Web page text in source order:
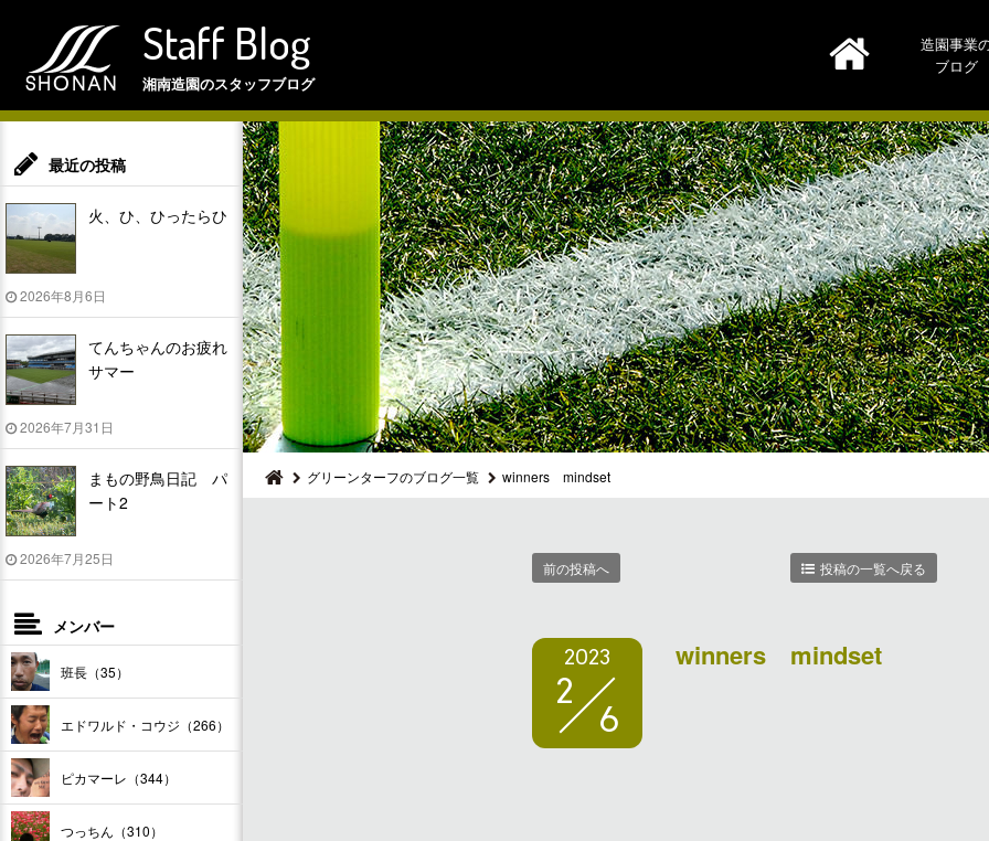
Staff Blog
湘南造園のスタッフブログ
造園事業
ブログ
グリーンターフのブログ一覧 winners mindset
前の投稿へ 投稿の一覧へ戻る
2023
2
6
winners mindset
最近の投稿
火、ひ、ひったらひ
2026年8月6日
てんちゃんのお疲れ
サマー
2026年7月31日
まもの野鳥日記 パ
ート2
2026年7月25日
メンバー
班長（35）
エドワルド・コウジ（266）
ピカマーレ（344）
つっちん（310）